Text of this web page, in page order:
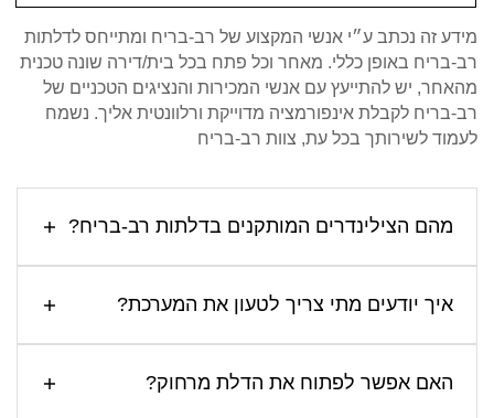
מידע זה נכתב ע״י אנשי המקצוע של רב-בריח ומתייחס לדלתות
רב-בריח באופן כללי. מאחר וכל פתח בכל בית/דירה שונה טכנית
מהאחר, יש להתייעץ עם אנשי המכירות והנציגים הטכניים של
רב-בריח לקבלת אינפורמציה מדוייקת ורלוונטית אליך. נשמח
לעמוד לשירותך בכל עת, צוות רב-בריח
מהם הצילינדרים המותקנים בדלתות רב-בריח?
איך יודעים מתי צריך לטעון את המערכת?
האם אפשר לפתוח את הדלת מרחוק?